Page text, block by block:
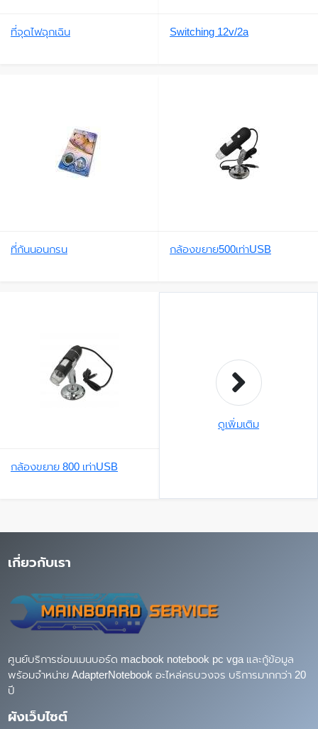
ที่จุดไฟฉุกเฉิน Switching 12v/2a
ที่กันนอนกรน กล้องขยาย500เท่าUSB
กล้องขยาย 800 เท่าUSB
ดูเพิ่มเติม
เกี่ยวกับเรา
ศูนย์บริการซ่อมเมนบอร์ด macbook notebook pc vga และกู้ข้อมูล
พร้อมจำหน่าย AdapterNotebook อะไหล่ครบวงจร บริการมากกว่า 20
ปี
ผังเว็บไซต์